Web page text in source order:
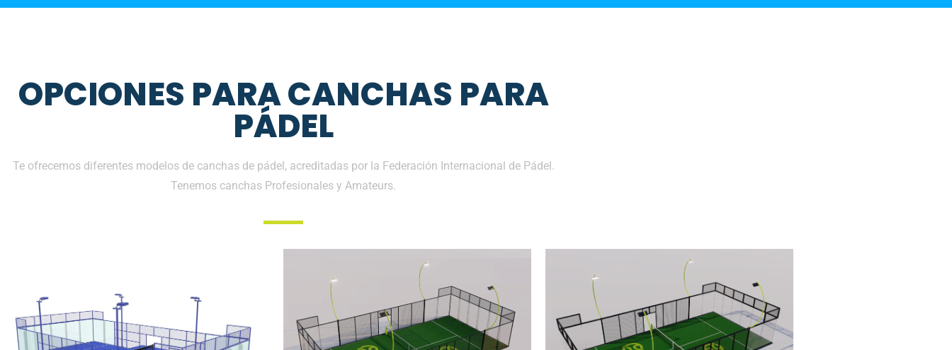
OPCIONES PARA CANCHAS PARA
PÁDEL
Te ofrecemos diferentes modelos de canchas de pádel, acreditadas por la Federación Internacional de Pádel.
Tenemos canchas Profesionales y Amateurs.